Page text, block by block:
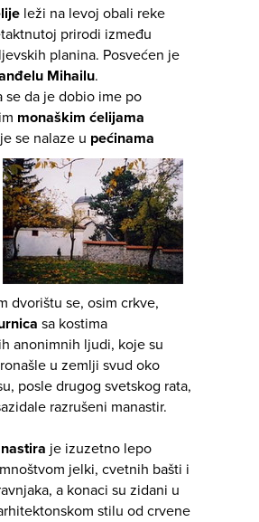
leži na levoj obali reke
prirodi između
planina. Posvećen je
Mihailu.
se da je dobio ime po
monaškim ćelijama
se nalaze u pećinama
dvorištu se, osim crkve,
sa kostima
anonimnih ljudi, koje su
u zemlji svud oko
posle drugog svetskog rata,
razrušeni manastir.
je izuzetno lepo
jelki, cvetnih bašti i
a konaci su zidani u
stilu od crvene